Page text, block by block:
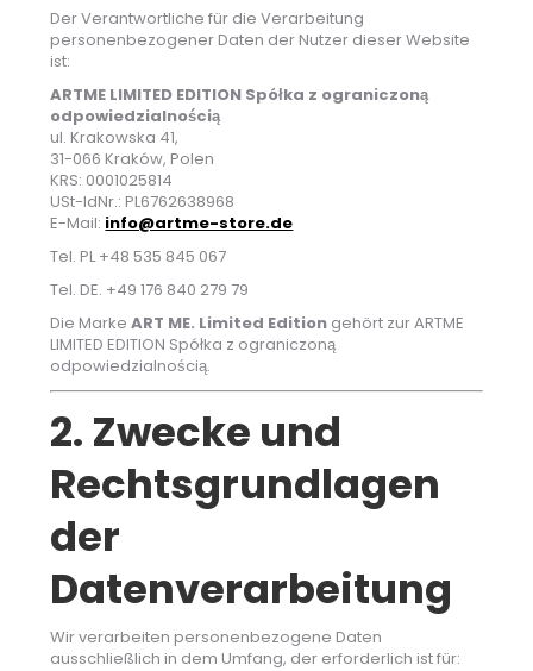
Der Verantwortliche für die Verarbeitung
personenbezogener Daten der Nutzer dieser Website
ist:
ARTME LIMITED EDITION Spółka z ograniczoną
odpowiedzialnością
ul. Krakowska 41,
31-066 Kraków, Polen
KRS: 0001025814
USt-IdNr.: PL6762638968
E-Mail: info@artme-store.de
Tel. PL +48 535 845 067
Tel. DE. +49 176 840 279 79
Die MarkeART ME. Limited Edition gehört zur ARTME
LIMITED EDITION Spółka z ograniczoną
odpowiedzialnością.
2. Zwecke und
Rechtsgrundlagen
der
Datenverarbeitung
Wir verarbeiten personenbezogene Daten
ausschließlich in dem Umfang, der erforderlich ist für: